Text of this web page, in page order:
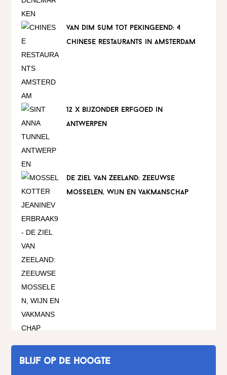
van dim sum tot pekingeend: 4
chinese restaurants in amsterdam
12 x bijzonder erfgoed in
antwerpen
de ziel van zeeland: zeeuwse
mosselen, wijn en vakmanschap
Blijf op de hoogte